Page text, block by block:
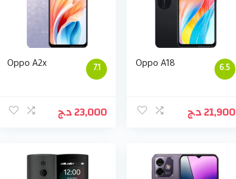
7.1
Oppo A2x
23,000د.ج
6.5
Oppo A18
21,900د.ج